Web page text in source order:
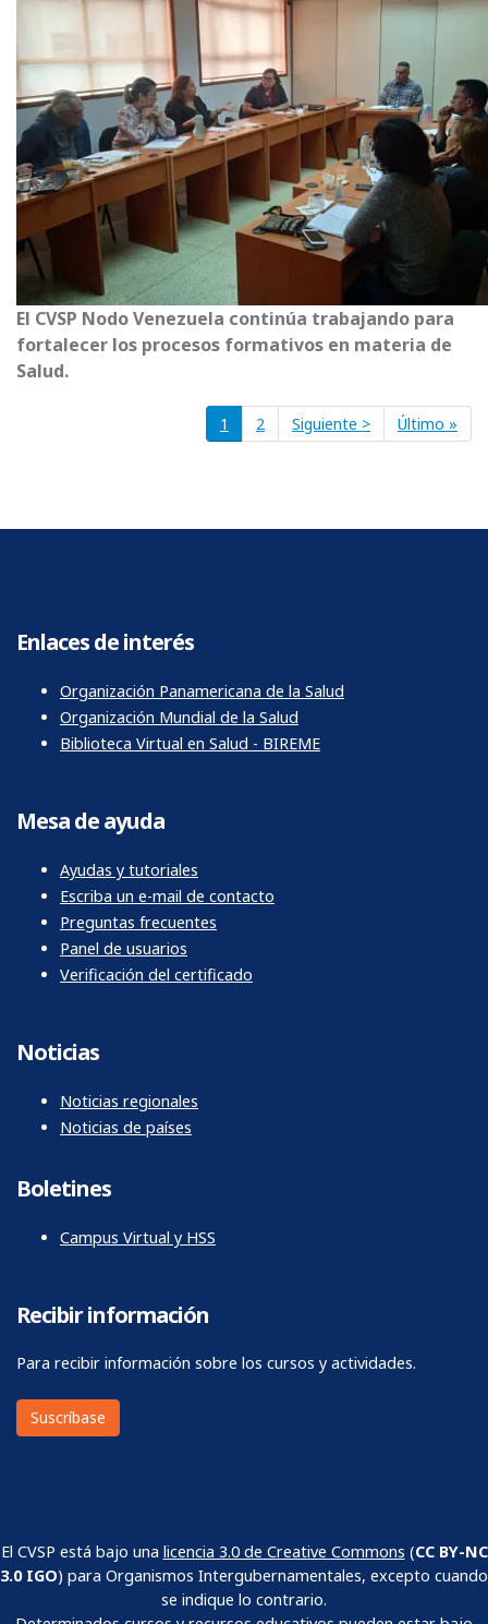
El CVSP Nodo Venezuela continúa trabajando para
fortalecer los procesos formativos en materia de
Salud.
Página
1 Página
2
Siguiente
página
Siguiente >
Última
página
Último »
Enlaces de interés
Organización Panamericana de la Salud
Organización Mundial de la Salud
Biblioteca Virtual en Salud - BIREME
Mesa de ayuda
Ayudas y tutoriales
Escriba un e-mail de contacto
Preguntas frecuentes
Panel de usuarios
Verificación del certificado
Noticias
Noticias regionales
Noticias de países
Boletines
Campus Virtual y HSS
Recibir información
Para recibir información sobre los cursos y actividades.
Suscríbase
El CVSP está bajo una licencia 3.0 de Creative Commons (CC BY-NC
3.0 IGO) para Organismos Intergubernamentales, excepto cuando
se indique lo contrario.